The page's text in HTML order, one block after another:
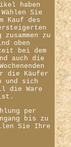
haben
Sie
Kauf des
zu
oben
bei dem
auch die
die Käufer
und sich
die Ware
ist.
per
bis zu
Sie Ihre